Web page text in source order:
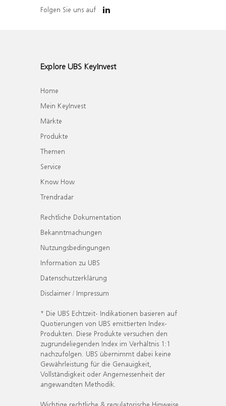
Folgen Sie uns auf
Explore UBS KeyInvest
Home
Mein KeyInvest
Märkte
Produkte
Themen
Service
Know How
Trendradar
Rechtliche Dokumentation
Bekanntmachungen
Nutzungsbedingungen
Information zu UBS
Datenschutzerklärung
Disclaimer / Impressum
* Die UBS Echtzeit- Indikationen basieren auf
Quotierungen von UBS emittierten Index-
Produkten. Diese Produkte versuchen den
zugrundeliegenden Index im Verhältnis 1:1
nachzufolgen. UBS übernimmt dabei keine
Gewährleistung für die Genauigkeit,
Vollständigkeit oder Angemessenheit der
angewandten Methodik.